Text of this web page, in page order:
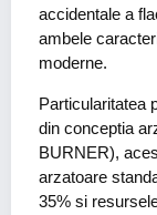
accidentale a
ambele
moderne.
Particularitatea
din conceptia
BURNER),
arzatoare
35% si